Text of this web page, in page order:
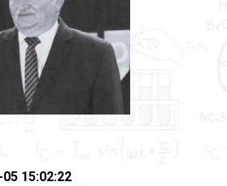
15:02:22